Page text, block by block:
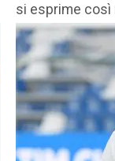
si esprime così